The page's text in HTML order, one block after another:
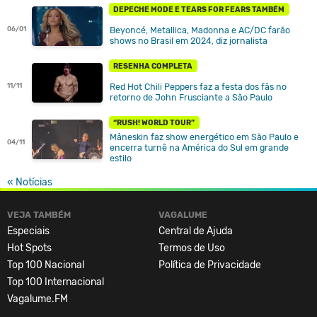
06/01
DEPECHE MODE E TEARS FOR FEARS TAMBÉM
Beyoncé, Metallica, Madonna e AC/DC farão
shows no Brasil em 2024, diz jornalista
11/11
RESENHA COMPLETA
Red Hot Chili Peppers faz a festa dos fãs no
retorno de John Frusciante a São Paulo
04/11
“RUSH! WORLD TOUR”
Måneskin faz show energético em São Paulo e
encerra turnê na América do Sul em grande
estilo
« Notícias
VEJA TAMBÉM
Especiais
Hot Spots
Top 100 Nacional
Top 100 Internacional
Vagalume.FM
VAGALUME
Central de Ajuda
Termos de Uso
Política de Privacidade